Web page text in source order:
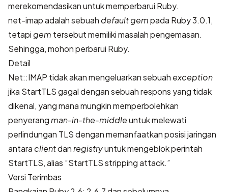
merekomendasikan untuk memperbarui Ruby.
net-imap adalah sebuah default gempada Ruby 3.0.1,
tetapi gem tersebut memiliki masalah pengemasan.
Sehingga, mohon perbarui Ruby.
Detail
Net::IMAP tidak akan mengeluarkan sebuah exception
jika StartTLS gagal dengan sebuah respons yang tidak
dikenal, yang mana mungkin memperbolehkan
penyerangman-in-the-middleuntuk melewati
perlindungan TLS dengan memanfaatkan posisi jaringan
antara clientdanregistryuntuk mengeblok perintah
StartTLS, alias “StartTLS stripping attack.”
Versi Terimbas